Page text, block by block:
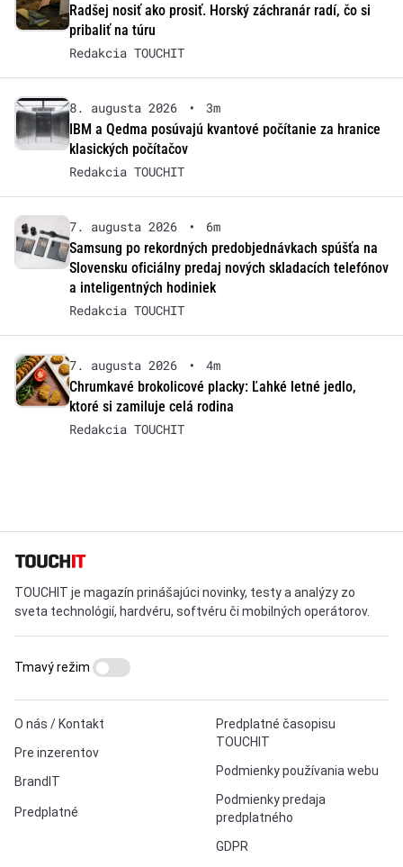
Radšej nosiť ako prosiť. Horský záchranár radí, čo si
pribaliť na túru
Redakcia TOUCHIT
8. augusta 2026 •
3m
IBM a Qedma posúvajú kvantové počítanie za hranice
klasických počítačov
Redakcia TOUCHIT
7. augusta 2026 •
6m
Samsung po rekordných predobjednávkach spúšťa na
Slovensku oficiálny predaj nových skladacích telefónov
a inteligentných hodiniek
Redakcia TOUCHIT
7. augusta 2026 •
4m
Chrumkavé brokolicové placky: Ľahké letné jedlo,
ktoré si zamiluje celá rodina
Redakcia TOUCHIT
TOUCHIT je magazín prinášajúci novinky, testy a analýzy zo
sveta technológií, hardvéru, softvéru či mobilných operátorov.
O nás / Kontakt
Pre inzerentov
BrandIT
Predplatné
Predplatné časopisu
TOUCHIT
Podmienky používania webu
Podmienky predaja
predplatného
GDPR
Tmavý režim